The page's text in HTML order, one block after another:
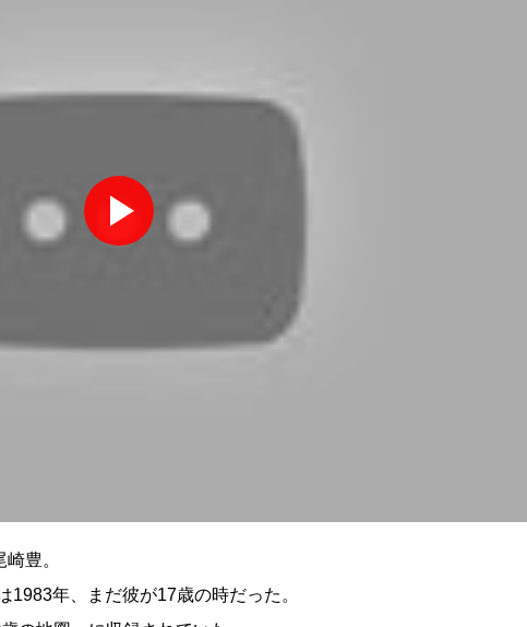
豊。
1983年、まだ彼が17歳の時だった。